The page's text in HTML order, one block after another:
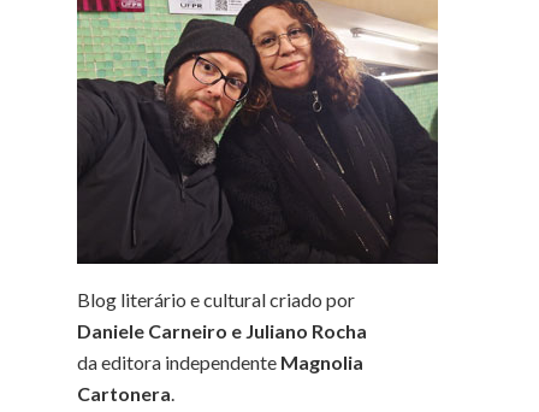
Blog literário e cultural criado por
Daniele Carneiro e Juliano Rocha
da editora independente Magnolia
Cartonera.